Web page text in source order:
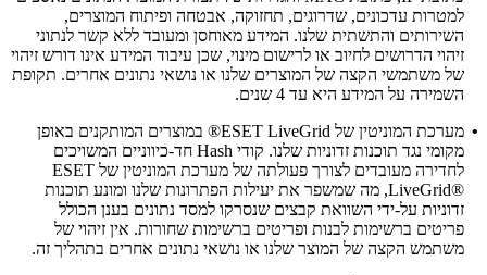
למטרות עדכונים, שדרוגים, תחזוקה, אבטחה ופיתוח המוצרים,
השירותים והתשתית שלנו. המידע מאוחסן ומעובד ללא קשר לנתוני
זיהוי הדרושים לחיוב או לרישום מינוי, שכן עיבוד המידע אינו דורש זיהוי
של משתמשי הקצה של המוצרים שלנו או נושאי נתונים אחרים. תקופת
השמירה על המידע היא עד 4 שנים.
• מערכת המוניטין של ESET LiveGrid®
במוצרים המותקנים באופן
מקומי נגד תוכנות זדוניות שלנו. קודי Hash חד-כיווניים המשויכים
לחדירה מעובדים לצורך פעולתה של מערכת המוניטין של ESET
LiveGrid®‎, מה שמשפר את יעילות הפתרונות שלנו ומונע תוכנות
זדוניות על-ידי השוואת קבצים שנסרקו למסד נתונים בענן הכולל
פריטים ברשימות לבנות ופריטים ברשימות שחורות. אין זיהוי של
משתמש הקצה של המוצר שלנו או נושאי נתונים אחרים בתהליך זה.